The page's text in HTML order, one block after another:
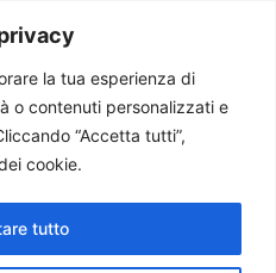
la tua esperienza di
o contenuti personalizzati e
“Accetta tutti”,
cookie.
tutto
il Papa